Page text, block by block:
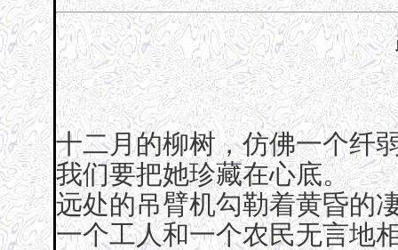
十二月的柳树，仿佛一个纤
我们要把她珍藏在心底。
远处的吊臂机勾勒着黄昏的
一个工人和一个农民无言地